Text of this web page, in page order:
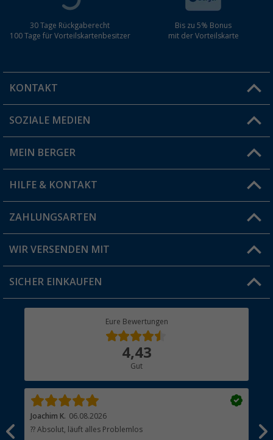
30 Tage Rückgaberecht
100 Tage für Vorteilskartenbesitzer
Bis zu 5% Bonus
mit der Vorteilskarte
KONTAKT
Du hast eine Frage?
Filiale finden
SOZIALE MEDIEN
MEIN BERGER
Vorteilskarte
Blog
Jobs & Karriere
HILFE & KONTAKT
FAQ & Kontakt
Versandinformationen
Rücksendung
ZAHLUNGSARTEN
WIR VERSENDEN MIT
SICHER EINKAUFEN
Eure Bewertungen
4,43
Gut
Joachim K. 06.08.2026
?? Absolut, läuft alles Problemlos